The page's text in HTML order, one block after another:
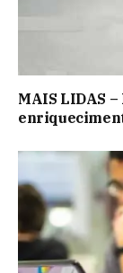
MAIS LIDAS